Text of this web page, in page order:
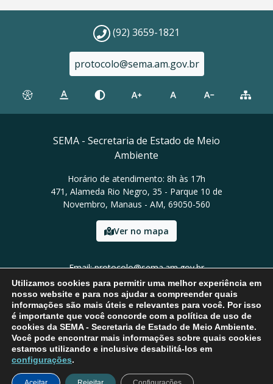
(92) 3659-1821
protocolo@sema.am.gov.br
SEMA - Secretaria de Estado de Meio
Ambiente
Horário de atendimento: 8h às 17h
471, Alameda Rio Negro, 35 - Parque 10 de
Novembro, Manaus - AM, 69050-560
Ver no mapa
Email: protocolo@sema.am.gov.br
Tel: (92) 3659-1821
Utilizamos cookies para permitir uma melhor experiência em
nosso website e para nos ajudar a compreender quais
informações são mais úteis e relevantes para você. Por isso
é importante que você concorde com a política de uso de
cookies da SEMA - Secretaria de Estado de Meio Ambiente.
Você pode encontrar mais informações sobre quais cookies
estamos utilizando e inclusive desabilitá-los em
configurações.